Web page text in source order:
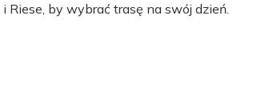
by wybrać trasę na swój dzień.